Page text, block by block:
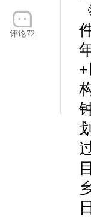
评论72